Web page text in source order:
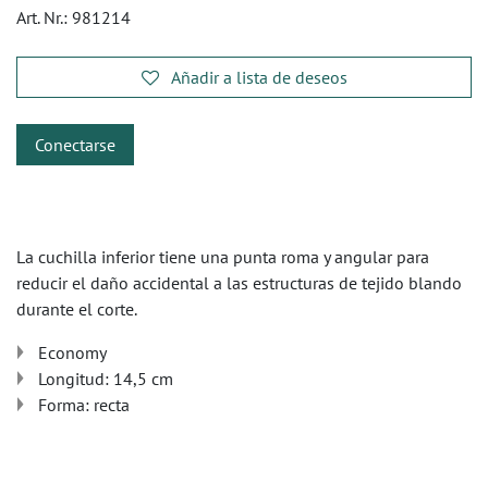
Art. Nr.: 981214
Añadir a lista de deseos
Conectarse
La cuchilla inferior tiene una punta roma y angular para
reducir el daño accidental a las estructuras de tejido blando
durante el corte.
Economy
Longitud: 14,5 cm
Forma: recta